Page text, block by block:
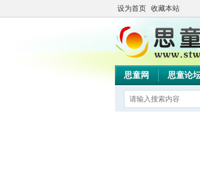
设为首页 收藏本站
思童网 思童论